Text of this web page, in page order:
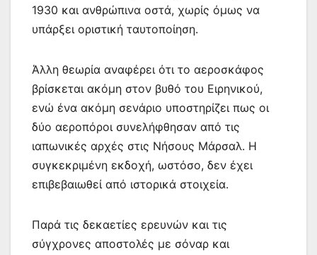
1930 και ανθρώπινα οστά, χωρίς όμως να
υπάρξει οριστική ταυτοποίηση.
Άλλη θεωρία αναφέρει ότι το αεροσκάφος
βρίσκεται ακόμη στον βυθό του Ειρηνικού,
ενώ ένα ακόμη σενάριο υποστηρίζει πως οι
δύο αεροπόροι συνελήφθησαν από τις
ιαπωνικές αρχές στις Νήσους Μάρσαλ. Η
συγκεκριμένη εκδοχή, ωστόσο, δεν έχει
επιβεβαιωθεί από ιστορικά στοιχεία.
Παρά τις δεκαετίες ερευνών και τις
σύγχρονες αποστολές με σόναρ και